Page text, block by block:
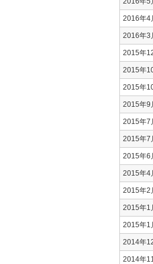
2016年4
2016年3
2015年
2015年
2015年
2015年9
2015年7
2015年7
2015年6
2015年4
2015年2
2015年1
2015年1
2014年
2014年